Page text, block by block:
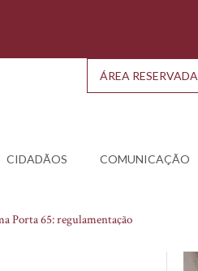
CIDADÃOS COMUNICAÇÃO
ÁREA RESERVADA
Porta 65: regulamentação